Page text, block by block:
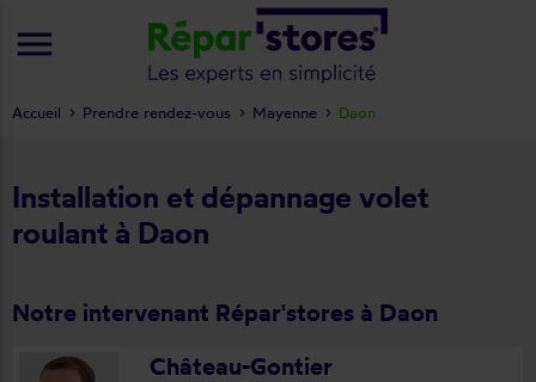
Installation et dépannage volet
roulant à Daon
Notre intervenant Répar'stores à Daon
Château-Gontier
Accueil Prendre rendez-vous Mayenne Daon
menu